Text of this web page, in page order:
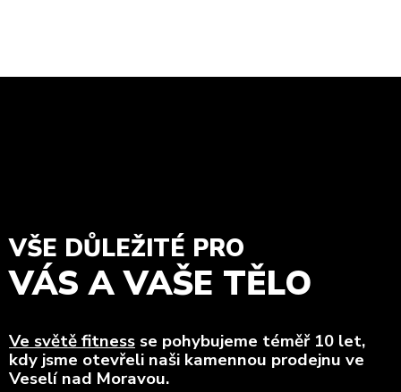
VŠE DŮLEŽITÉ PRO
VÁS A VAŠE TĚLO
Ve světě fitness se pohybujeme téměř 10 let,
kdy jsme otevřeli naši kamennou prodejnu ve
Veselí nad Moravou.